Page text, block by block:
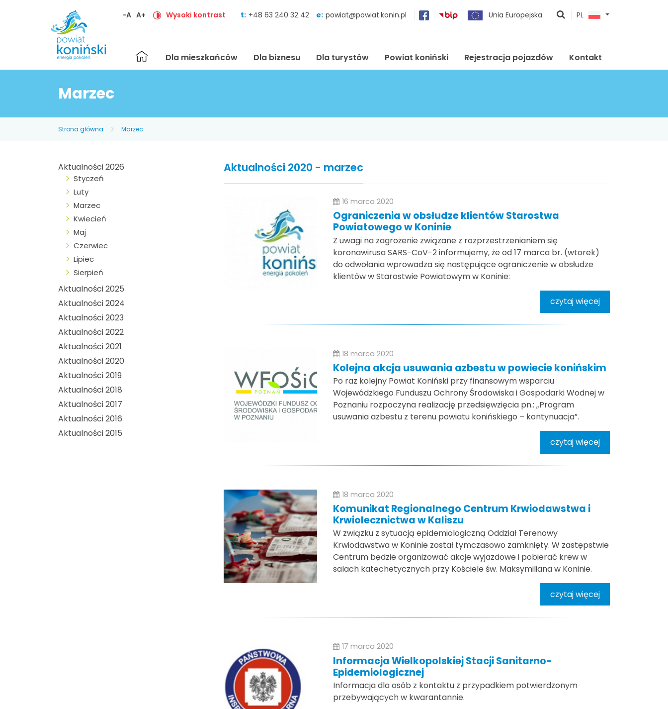
-A A+ Wysoki kontrast t: +48 63 240 32 42 e: powiat@powiat.konin.pl Unia Europejska
pokaż
PL
Strona
główna
Dla mieszkańców Dla biznesu Dla turystów Powiat koniński Rejestracja pojazdów Kontakt
Marzec
Strona główna Marzec
Aktualności 2026
Styczeń
Luty
Marzec
Kwiecień
Maj
Czerwiec
Lipiec
Sierpień
Aktualności 2025
Aktualności 2024
Aktualności 2023
Aktualności 2022
Aktualności 2021
Aktualności 2020
Aktualności 2019
Aktualności 2018
Aktualności 2017
Aktualności 2016
Aktualności 2015
Aktualności 2020 - marzec
16 marca 2020
Ograniczenia w obsłudze klientów Starostwa
Powiatowego w Koninie
Z uwagi na zagrożenie związane z rozprzestrzenianiem się
koronawirusa SARS-CoV-2 informujemy, że od 17 marca br. (wtorek)
do odwołania wprowadza się następujące ograniczenie w obsłudze
klientów w Starostwie Powiatowym w Koninie:
czytaj więcej
18 marca 2020
Kolejna akcja usuwania azbestu w powiecie konińskim
Po raz kolejny Powiat Koniński przy finansowym wsparciu
Wojewódzkiego Funduszu Ochrony Środowiska i Gospodarki Wodnej w
Poznaniu rozpoczyna realizację przedsięwzięcia pn.: „Program
usuwania azbestu z terenu powiatu konińskiego – kontynuacja”.
czytaj więcej
18 marca 2020
Komunikat Regionalnego Centrum Krwiodawstwa i
Krwiolecznictwa w Kaliszu
W związku z sytuacją epidemiologiczną Oddział Terenowy
Krwiodawstwa w Koninie został tymczasowo zamknięty. W zastępstwie
Centrum będzie organizować akcje wyjazdowe i pobierać krew w
salach katechetycznych przy Kościele św. Maksymiliana w Koninie.
czytaj więcej
17 marca 2020
Informacja Wielkopolskiej Stacji Sanitarno-
Epidemiologicznej
Informacja dla osób z kontaktu z przypadkiem potwierdzonym
przebywających w kwarantannie.